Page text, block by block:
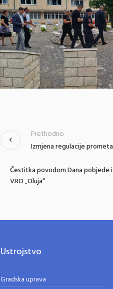
Izmjena regulacije
Prethodno
Čestitka povodom Dana pobjede
VRO „Oluja“
Ustrojstvo
Gradska uprava